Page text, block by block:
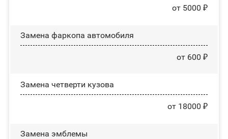
от 5000 ₽
Замена фаркопа автомобиля
от 600 ₽
Замена четверти кузова
от 18000 ₽
Замена эмблемы